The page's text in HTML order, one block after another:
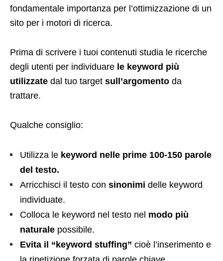
fondamentale importanza per l’ottimizzazione di un
sito per i motori di ricerca.
Prima di scrivere i tuoi contenuti studia le ricerche
degli utenti per individuare le keyword più
utilizzate dal tuo target sull’argomento da
trattare.
Qualche consiglio:
Utilizza le keyword nelle prime 100-150 parole
del testo.
Arricchisci il testo con sinonimi delle keyword
individuate.
Colloca le keyword nel testo nel modo più
naturale possibile.
Evita il “keyword stuffing” cioè l’inserimento e